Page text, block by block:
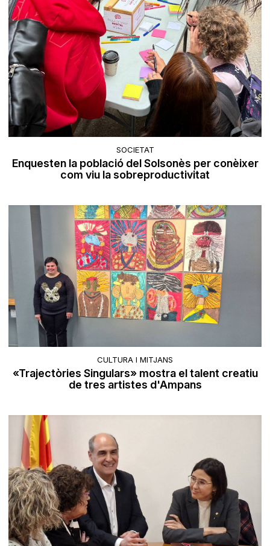
SOCIETAT
Enquesten la població del Solsonès per conèixer
com viu la sobreproductivitat
CULTURA I MITJANS
«Trajectòries Singulars» mostra el talent creatiu
de tres artistes d'Ampans